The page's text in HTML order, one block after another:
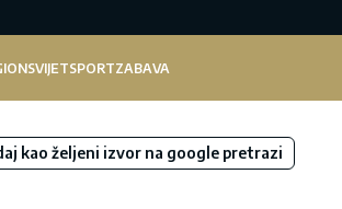
SVIJETSPORTZABAVA
kao željeni izvor na google pretrazi